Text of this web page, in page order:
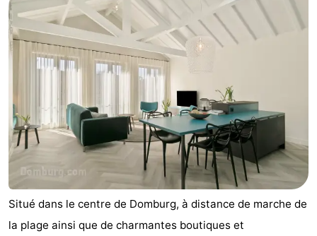
Situé dans le centre de Domburg, à distance de marche de
la plage ainsi que de charmantes boutiques et